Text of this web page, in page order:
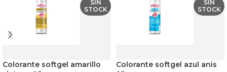
SIN
STOCK
Colorante softgel amarillo
SIN
STOCK
Colorante softgel azul anis